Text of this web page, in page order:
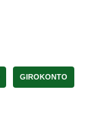
GIROKONTO